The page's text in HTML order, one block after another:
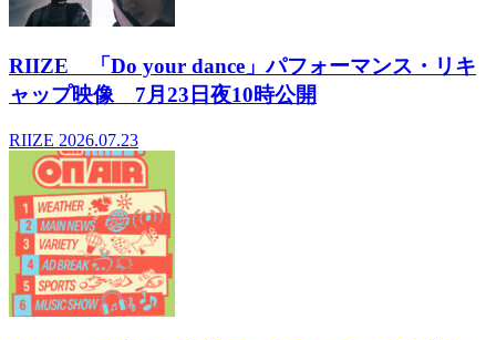
RIIZE 「Do your dance」パフォーマンス・リキ
ャップ映像 7月23日夜10時公開
RIIZE 2026.07.23